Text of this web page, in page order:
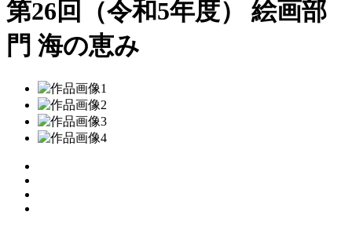
第26回（令和5年度） 絵画部
門 海の恵み